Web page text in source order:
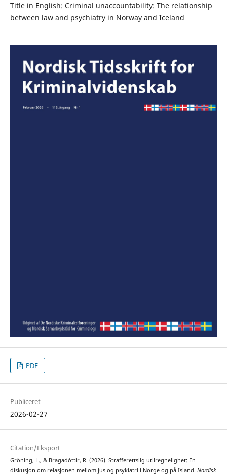
Title in English: Criminal unaccountability: The relationship
between law and psychiatry in Norway and Iceland
PDF
Publiceret
2026-02-27
Citation/Eksport
Gröning, L., & Bragadóttir, R. (2026). Strafferettslig utilregnelighet: En
diskusjon om relasjonen mellom jus og psykiatri i Norge og på Island. Nordisk